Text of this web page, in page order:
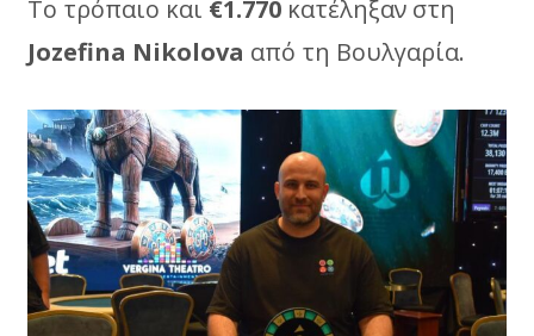
Το τρόπαιο και €1.770κατέληξαν στη
Jozefina Nikolova από τη Boυλγαρία.